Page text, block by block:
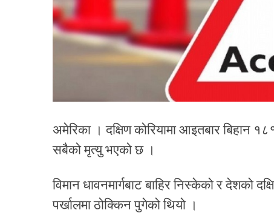
अमेरिका । दक्षिण कोरियामा आइतबार बिहान
सबैको मृत्यु भएको छ ।
विमान धावनमार्गबाट ​​बाहिर निस्केको र देशको
पर्खालमा ठोक्किन पुगेको थियो ।